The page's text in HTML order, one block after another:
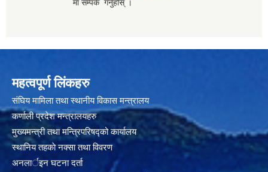
मा सम्पर्क गर्नुहोस् ।
महत्वपूर्ण लिंकहरु
संघिय मामिला तथा स्थानीय विकास मन्त्रालय
कर्णाली प्रदेश मन्त्रालयहरु
मुख्यमन्त्री तथा मन्त्रिपरिषद्को कार्यालय
स्थानिय तहकाे नक्सा तथा विवरण
अनलार्इन घटना दर्ता